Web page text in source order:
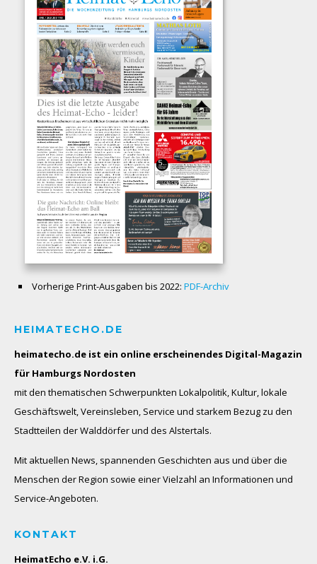
Vorherige Print-Ausgaben bis 2022: PDF-Archiv
HEIMATECHO.DE
heimatecho.de ist ein online erscheinendes Digital-Magazin
für Hamburgs Nordosten
mit den thematischen Schwerpunkten Lokalpolitik, Kultur, lokale
Geschäftswelt, Vereinsleben, Service und starkem Bezug zu den
Stadtteilen der Walddörfer und des Alstertals.
Mit aktuellen News, spannenden Geschichten aus und über die
Menschen der Region sowie einer Vielzahl an Informationen und
Service-Angeboten.
KONTAKT
HeimatEcho e.V. i.G.